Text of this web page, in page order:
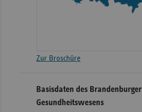
Zur Broschüre
Basisdaten des Brandenburger
Gesundheitswesens